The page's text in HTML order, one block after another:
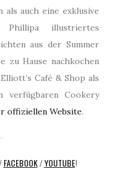
als auch eine exklusive
illustriertes
aus der Summer
zu Hause nachkochen
Café & Shop als
verfügbaren Cookery
offiziellen Website.
FACEBOOK/YOUTUBE!